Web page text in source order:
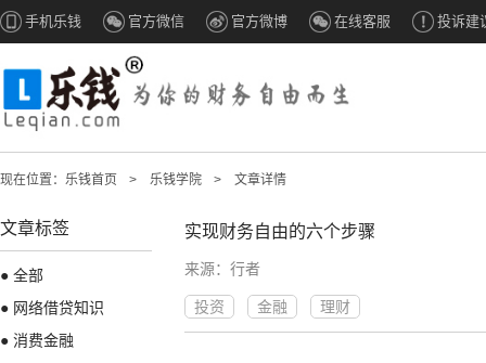
手机乐钱 官方微信 官方微博 在线客服 投诉建
现在位置： 乐钱首页 > 乐钱学院 > 文章详情
文章标签
● 全部
● 网络借贷知识
● 消费金融
实现财务自由的六个步骤
来源：行者
投资 金融 理财